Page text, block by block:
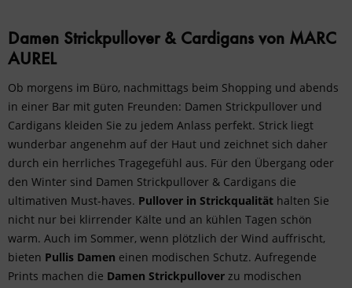
Damen Strickpullover & Cardigans von MARC
AUREL
Ob morgens im Büro, nachmittags beim Shopping und abends
in einer Bar mit guten Freunden: Damen Strickpullover und
Cardigans kleiden Sie zu jedem Anlass perfekt. Strick liegt
wunderbar angenehm auf der Haut und zeichnet sich daher
durch ein herrliches Tragegefühl aus. Für den Übergang oder
den Winter sind Damen Strickpullover & Cardigans die
ultimativen Must-haves. Pullover in Strickqualität halten Sie
nicht nur bei klirrender Kälte und an kühlen Tagen schön
warm. Auch im Sommer, wenn plötzlich der Wind auffrischt,
bieten Pullis Damen einen modischen Schutz. Aufregende
Prints machen die Damen Strickpullover zu modischen